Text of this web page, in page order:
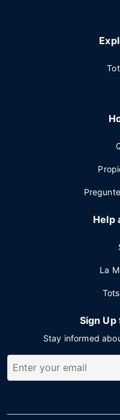
Help
La
Sign
Stay informed